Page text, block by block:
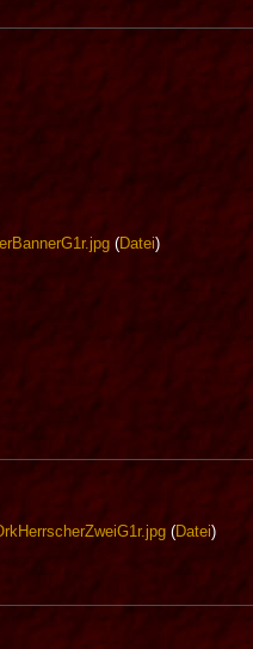
(Datei)
(Datei)